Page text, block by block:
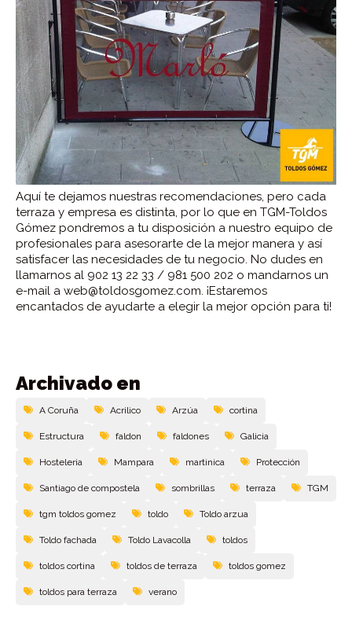
Aquí te dejamos nuestras recomendaciones, pero cada
terraza y empresa es distinta, por lo que en TGM-Toldos
Gómez pondremos a tu disposición a nuestro equipo de
profesionales para asesorarte de la mejor manera y así
satisfacer las necesidades de tu negocio. No dudes en
llamarnos al 902 13 22 33 / 981 500 202 o mandarnos un
e-mail a web@toldosgomez.com. ¡Estaremos
encantados de ayudarte a elegir la mejor opción para ti!
Archivado en
A Coruña Acrilico Arzúa cortina
Estructura faldon faldones Galicia
Hosteleria Mampara martinica Protección
Santiago de compostela sombrillas terraza TGM
tgm toldos gomez toldo Toldo arzua
Toldo fachada Toldo Lavacolla toldos
toldos cortina toldos de terraza toldos gomez
toldos para terraza verano